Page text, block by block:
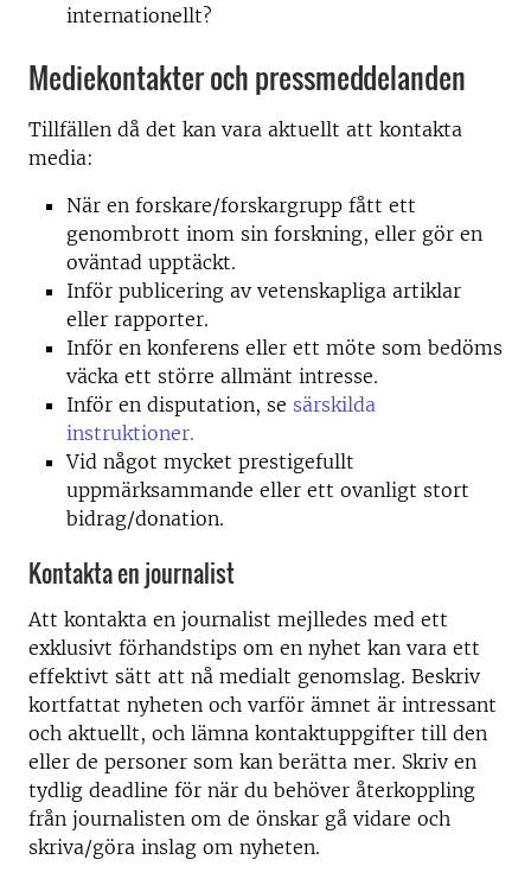
internationellt?
Mediekontakter och pressmeddelanden
Tillfällen då det kan vara aktuellt att kontakta
media:
När en forskare/forskargrupp fått ett
genombrott inom sin forskning, eller gör en
oväntad upptäckt.
Inför publicering av vetenskapliga artiklar
eller rapporter.
Inför en konferens eller ett möte som bedöms
väcka ett större allmänt intresse.
Inför en disputation, se särskilda
instruktioner.
Vid något mycket prestigefullt
uppmärksammande eller ett ovanligt stort
bidrag/donation.
Kontakta en journalist
Att kontakta en journalist mejlledes med ett
exklusivt förhandstips om en nyhet kan vara ett
effektivt sätt att nå medialt genomslag. Beskriv
kortfattat nyheten och varför ämnet är intressant
och aktuellt, och lämna kontaktuppgifter till den
eller de personer som kan berätta mer. Skriv en
tydlig deadline för när du behöver återkoppling
från journalisten om de önskar gå vidare och
skriva/göra inslag om nyheten.